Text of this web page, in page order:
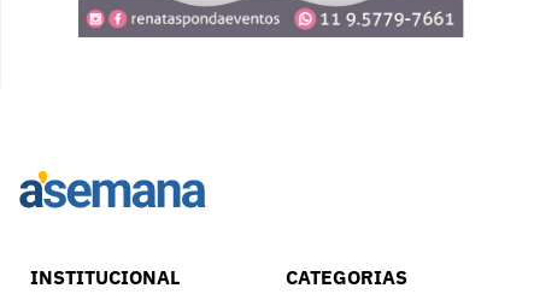
INSTITUCIONAL CATEGORIAS